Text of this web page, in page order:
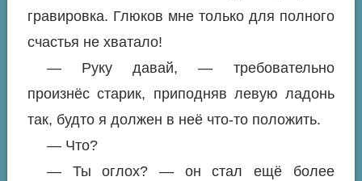
гравировка. Глюков мне только для полного
счастья не хватало!
— Руку давай, — требовательно
произнёс старик, приподняв левую ладонь
так, будто я должен в неё что-то положить.
— Что?
— Ты оглох? — он стал ещё более